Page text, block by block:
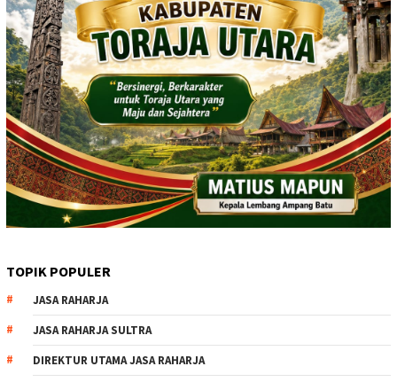
TOPIK POPULER
JASA RAHARJA
JASA RAHARJA SULTRA
DIREKTUR UTAMA JASA RAHARJA